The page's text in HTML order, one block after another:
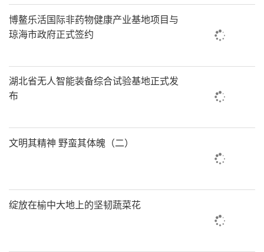
博鳌乐活国际非药物健康产业基地项目与
琼海市政府正式签约
湖北省无人智能装备综合试验基地正式发
布
文明其精神 野蛮其体魄（二）
绽放在榆中大地上的坚韧蔬菜花